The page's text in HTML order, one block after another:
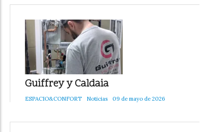
Guiffrey y Caldaia
ESPACIO&CONFORT Noticias 09 de mayo de 2026